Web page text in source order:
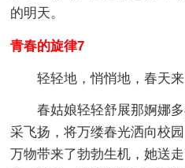
的明天。
青春的旋律7
轻轻地，悄悄地，春天来
春姑娘轻轻舒展那婀娜多
采飞扬，将万缕春光洒向校
万物带来了勃勃生机，她送